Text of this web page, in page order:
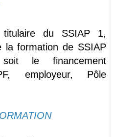
titulaire du SSIAP 1,
la formation de SSIAP
le financement
employeur, Pôle